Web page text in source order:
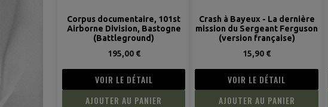
Corpus documentaire, 101st
Airborne Division, Bastogne
(Battleground)
195,00 €
VOIR LE DÉTAIL
AJOUTER AU PANIER
Crash à Bayeux - La dernière
mission du Sergeant Ferguson
(version française)
15,90 €
VOIR LE DÉTAIL
AJOUTER AU PANIER